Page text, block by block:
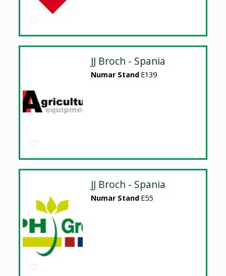
JJ Broch - Spania
Numar Stand E139
JJ Broch - Spania
Numar Stand E55